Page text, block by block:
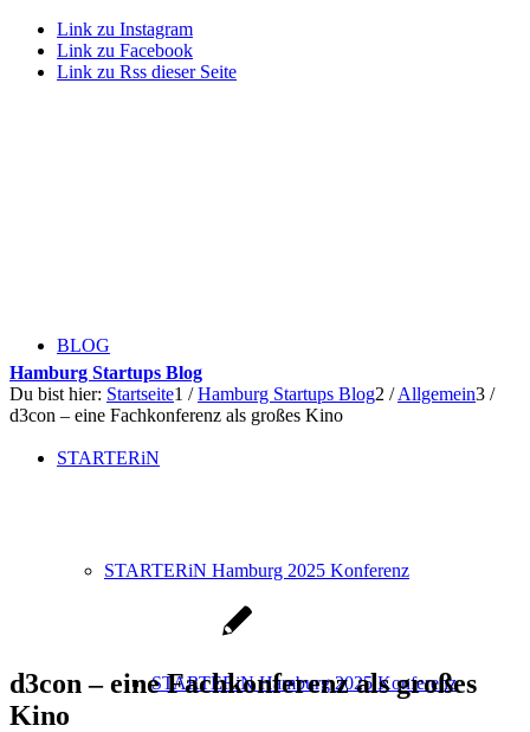
Link zu Instagram
Link zu Facebook
Link zu Rss dieser Seite
BLOG
STARTERiN
STARTERiN Hamburg 2025 Konferenz
STARTERiN Hamburg 2025 Konferenz
Hamburg Startups Blog
Du bist hier: Startseite1 / Hamburg Startups Blog2 / Allgemein3 /
d3con – eine Fachkonferenz als großes Kino
d3con – eine Fachkonferenz als großes
Kino